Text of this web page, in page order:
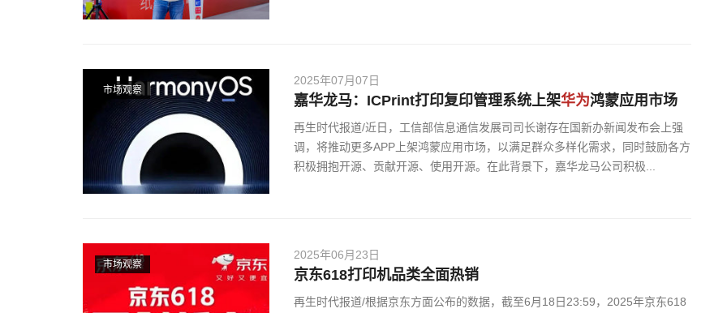
市场观察
2025年07月07日
嘉华龙马：ICPrint打印复印管理系统上架华为鸿蒙应用市场
再生时代报道/近日，工信部信息通信发展司司长谢存在国新办新闻发布会上强
调，将推动更多APP上架鸿蒙应用市场，以满足群众多样化需求，同时鼓励各方
积极拥抱开源、贡献开源、使用开源。在此背景下，嘉华龙马公司积极...
市场观察
2025年06月23日
京东618打印机品类全面热销
再生时代报道/根据京东方面公布的数据，截至6月18日23:59，2025年京东618